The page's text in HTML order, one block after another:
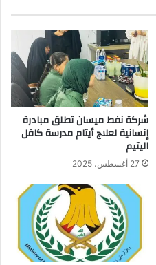
شركة نفط ميسان تطلق مبادرة
إنسانية لعلاج أيتام مدرسة كافل
اليتيم
27 أغسطس، 2025